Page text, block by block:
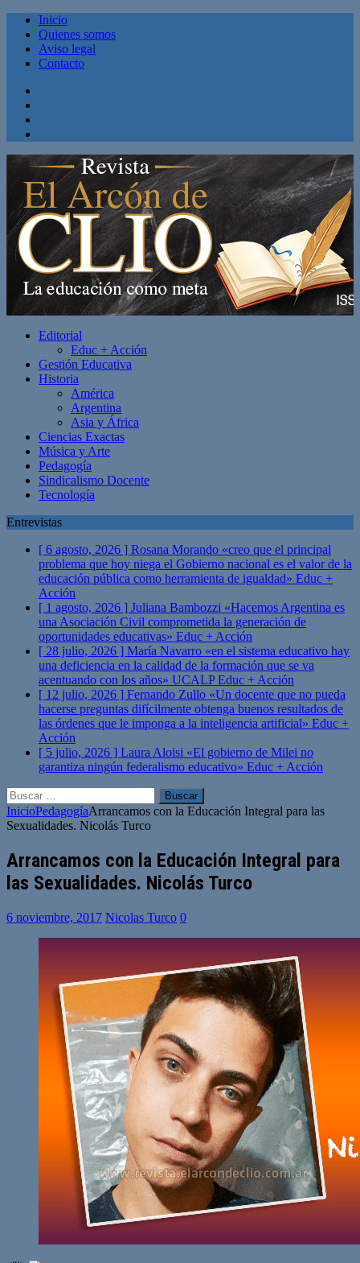
Inicio
Quienes somos
Aviso legal
Contacto
Editorial
Educ + Acción
Gestión Educativa
Historia
América
Argentina
Asia y África
Ciencias Exactas
Música y Arte
Pedagogía
Sindicalismo Docente
Tecnología
Entrevistas
[ 6 agosto, 2026 ] Rosana Morando «creo que el principal
problema que hoy niega el Gobierno nacional es el valor de la
educación pública como herramienta de igualdad» Educ +
Acción
[ 1 agosto, 2026 ] Juliana Bambozzi «Hacemos Argentina es
una Asociación Civil comprometida la generación de
oportunidades educativas» Educ + Acción
[ 28 julio, 2026 ] María Navarro «en el sistema educativo hay
una deficiencia en la calidad de la formación que se va
acentuando con los años» UCALPEduc + Acción
[ 12 julio, 2026 ] Fernando Zullo «Un docente que no pueda
hacerse preguntas difícilmente obtenga buenos resultados de
las órdenes que le imponga a la inteligencia artificial» Educ +
Acción
[ 5 julio, 2026 ] Laura Aloisi «El gobierno de Milei no
garantiza ningún federalismo educativo» Educ + Acción
Buscar:
InicioPedagogíaArrancamos con la Educación Integral para las
Sexualidades. Nicolás Turco
Arrancamos con la Educación Integral para
las Sexualidades. Nicolás Turco
6 noviembre, 2017 Nicolas Turco 0